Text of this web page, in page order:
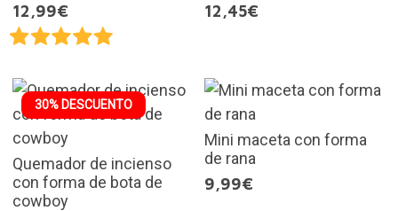
12,99€
12,45€
30% DESCUENTO
Quemador de incienso
con forma de bota de
cowboy
Mini maceta con forma
de rana
9,99€